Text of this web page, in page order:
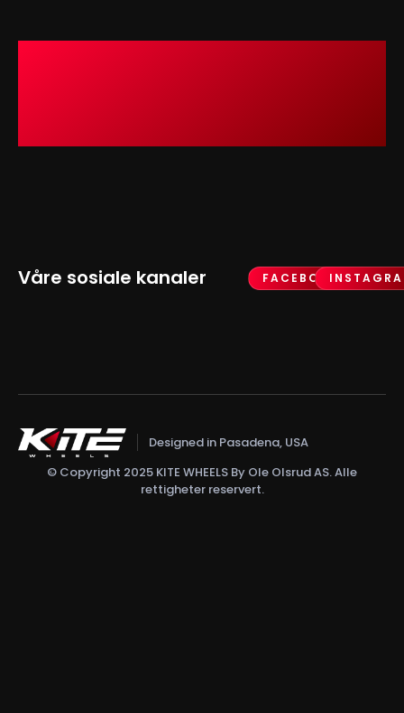
Våre sosiale kanaler FACEBOOK
Designed in Pasadena, USA
© Copyright 2025 KITE WHEELS By Ole Olsrud AS. Alle
rettigheter reservert.